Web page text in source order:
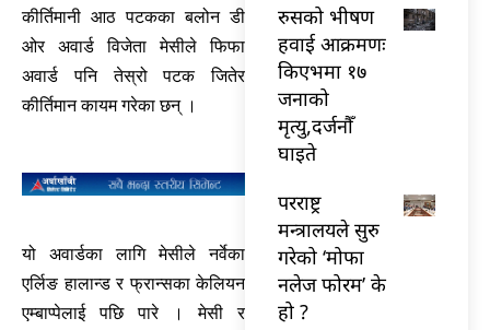
कीर्तिमानी आठ पटकका बलोन डी
ओर अवार्ड विजेता मेसीले फिफा
अवार्ड पनि तेस्रो पटक जितेर
कीर्तिमान कायम गरेका छन् ।
यो अवार्डका लागि मेसीले नर्वेका
एर्लिङ हालान्ड र फ्रान्सका केलियन
एम्बाप्पेलाई पछि पारे । मेसी र
रुसको भीषण
हवाई आक्रमणः
किएभमा १७
जनाको
मृत्यु,दर्जनौँ
घाइते
परराष्ट्र
मन्त्रालयले सुरु
गरेको ‘मोफा
नलेज फोरम’ के
हो ?